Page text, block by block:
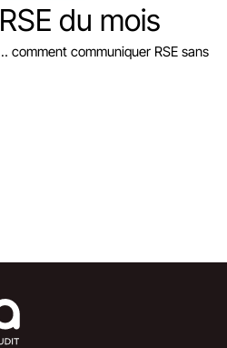
du mois
comment communiquer RSE sans